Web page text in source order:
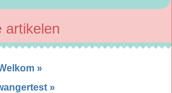
artikelen
»
»